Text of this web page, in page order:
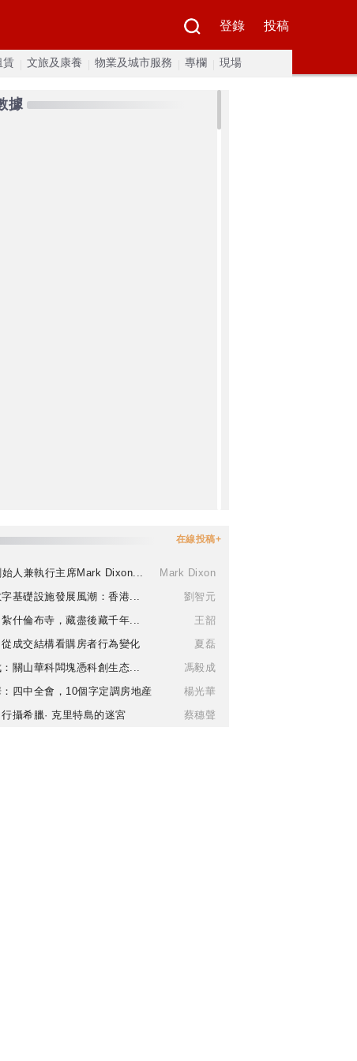
登錄 投稿
賃 文旅及康養 物業及城市服務 專欄 現場
據
在線投稿+
始人兼執行主席Mark Dixon...
Mark Dixon
基礎設施發展風潮：香港...
劉智元
什倫布寺，藏盡後藏千年...
王韶
從成交結構看購房者行為變化
夏磊
：關山華科闆塊憑科創生态...
馮毅成
四中全會，10個字定調房地産
楊光華
攝希臘· 克里特島的迷宮
蔡穗聲